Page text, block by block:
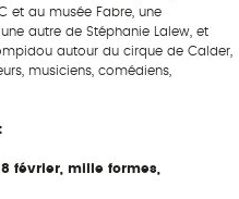
et au musée Fabre, une
autre de Stéphanie Lalew, et
autour du cirque de Calder,
musiciens, comédiens,
février, mille formes,